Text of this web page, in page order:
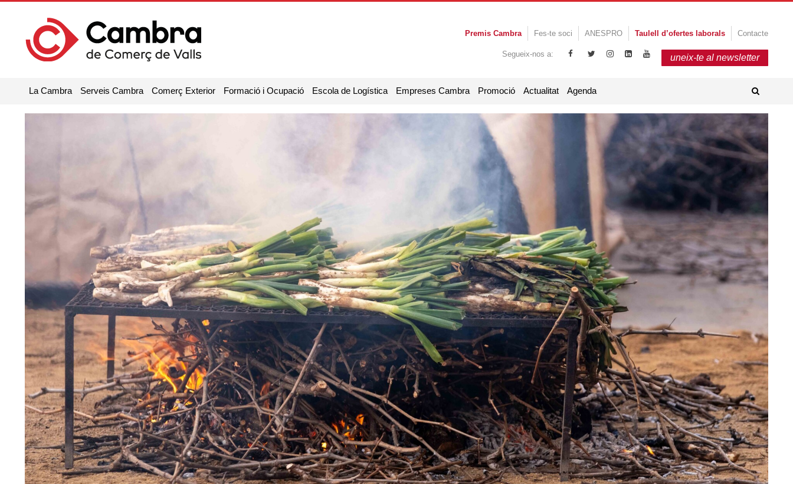
Premis Cambra Fes-te soci ANESPRO Taulell d’ofertes laborals Contacte
Segueix-nos a: uneix-te al newsletter
La Cambra Serveis Cambra Comerç Exterior Formació i Ocupació Escola de Logística Empreses Cambra Promoció Actualitat Agenda